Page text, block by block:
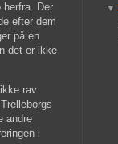
Der
efter dem
på en
det er ikke
rav
andre
i
▼